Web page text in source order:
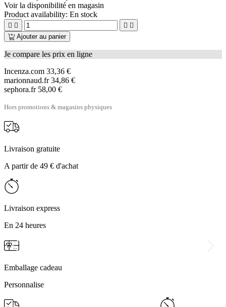
Voir la disponibilité en magasin
Product availability: En stock
   
Ajouter au panier
Je compare les prix en ligne
Incenza.com 33,36 €
marionnaud.fr 34,86 €
sephora.fr 58,00 €
Hors promotions & magasins physiques
Livraison gratuite
A partir de 49 € d'achat
Livraison express
En 24 heures
Emballage cadeau
Personnalise